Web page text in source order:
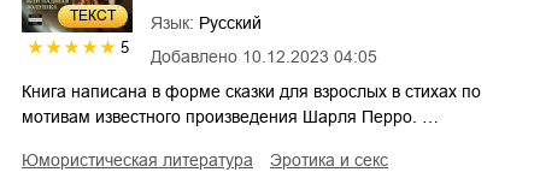
ТЕКСТ
5 Добавлено 10.12.2023 04:05
Язык: Русский
Книга написана в форме сказки для взрослых в стихах по
мотивам известного произведения Шарля Перро. …
юмористическая литература
эротика и секс